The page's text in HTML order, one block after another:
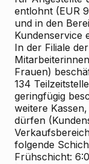
entlohnt (EUR
und in den
Kundenservice
In der Filiale
Frauen)
134
geringfügig
weitere
dürfen
folgende
Frühschicht: